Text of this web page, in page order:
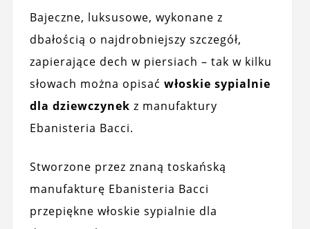
Bajeczne, luksusowe, wykonane z
dbałością o najdrobniejszy szczegół,
zapierające dech w piersiach – tak w kilku
słowach można opisać włoskie sypialnie
dla dziewczynek z manufaktury
Ebanisteria Bacci.
Stworzone przez znaną toskańską
manufakturę Ebanisteria Bacci
przepiękne włoskie sypialnie dla